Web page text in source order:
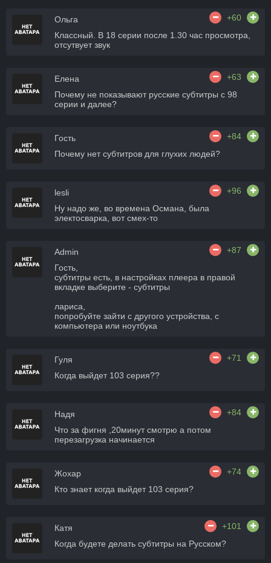
Ольга
+60
Классный. В 18 серии после 1.30 час просмотра,
отсутвует звук
Елена
+63
Почему не показывают русские субтитры с 98
серии и далее?
Гость
+84
Почему нет субтитров для глухих людей?
lesli
+96
Ну надо же, во времена Османа, была
электосварка, вот смех-то
Admin
+87
Гость,
субтитры есть, в настройках плеера в правой
вкладке выберите - субтитры
лариса,
попробуйте зайти с другого устройства, с
компьютера или ноутбука
Гуля
+71
Когда выйдет 103 серия??
Надя
+84
Что за фигня ,20минут смотрю а потом
перезагрузка начинается
Жохар
+74
Кто знает когда выйдет 103 серия?
Катя
+101
Когда будете делать субтитры на Русском?